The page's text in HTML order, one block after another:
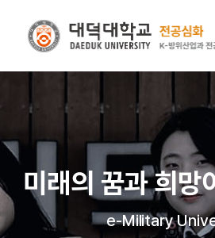
미래의 꿈과 희망
e-Military